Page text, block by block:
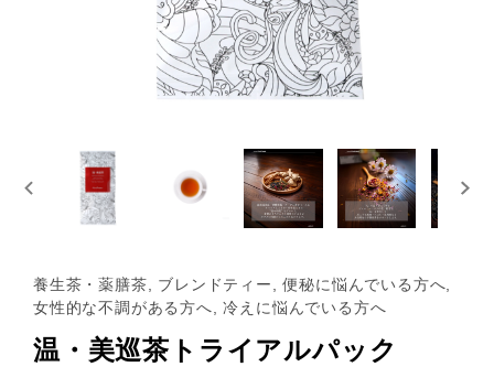
養生茶・薬膳茶, ブレンドティー, 便秘に悩んでいる方へ,
女性的な不調がある方へ, 冷えに悩んでいる方へ
温・美巡茶トライアルパック